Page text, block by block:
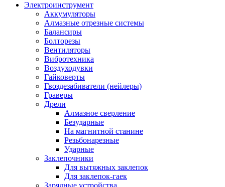
Электроинструмент
Аккумуляторы
Алмазные отрезные системы
Балансиры
Болторезы
Вентиляторы
Вибротехника
Воздуходувки
Гайковерты
Гвоздезабиватели (нейлеры)
Граверы
Дрели
Алмазное сверление
Безударные
На магнитной станине
Резьбонарезные
Ударные
Заклепочники
Для вытяжных заклепок
Для заклепок-гаек
Зарядные устройства